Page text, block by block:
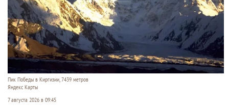
Пик Победы в Киргизии, 7439 метров
Яндекс Карты
7 августа 2026 в 09:45